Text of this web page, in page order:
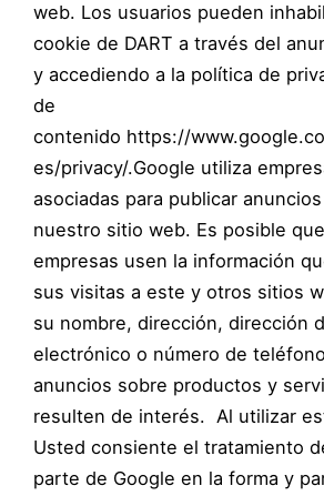
web. Los usuarios pueden
cookie de DART a través del
y accediendo a la política de
de
contenido https://
es/privacy/.Google utiliza
asociadas para publicar
nuestro sitio web. Es posible
empresas usen la información
sus visitas a este y otros sitios
su nombre, dirección, dirección
electrónico o número de
anuncios sobre productos y
resulten de interés. Al utilizar
Usted consiente el tratamiento
parte de Google en la forma y